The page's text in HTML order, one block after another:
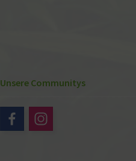
Unsere Communitys